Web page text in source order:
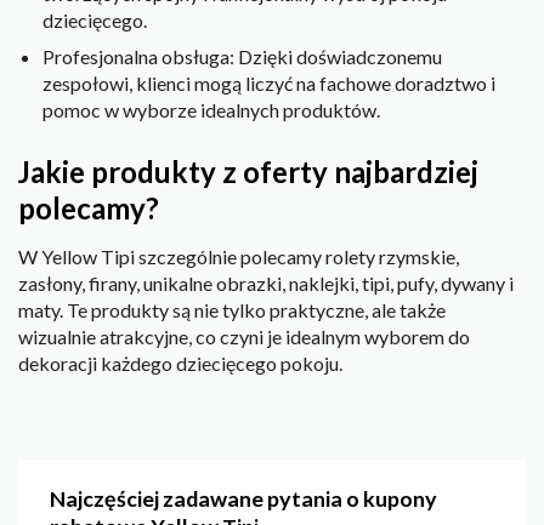
dziecięcego.
Profesjonalna obsługa: Dzięki doświadczonemu
zespołowi, klienci mogą liczyć na fachowe doradztwo i
pomoc w wyborze idealnych produktów.
Jakie produkty z oferty najbardziej
polecamy?
W Yellow Tipi szczególnie polecamy rolety rzymskie,
zasłony, firany, unikalne obrazki, naklejki, tipi, pufy, dywany i
maty. Te produkty są nie tylko praktyczne, ale także
wizualnie atrakcyjne, co czyni je idealnym wyborem do
dekoracji każdego dziecięcego pokoju.
Najczęściej zadawane pytania o kupony